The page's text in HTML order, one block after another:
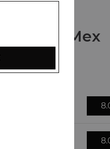
Nos Tex Mex